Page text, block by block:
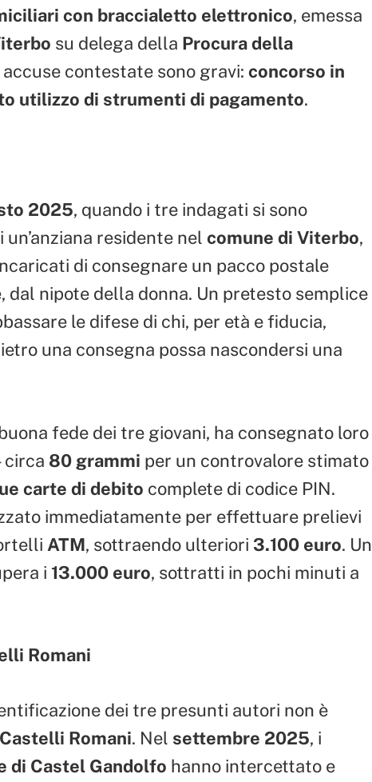
con braccialetto elettronico, emessa
su delega della Procura della
accuse contestate sono gravi: concorso in
utilizzo di strumenti di pagamento.
2025, quando i tre indagati si sono
residente nel comune di Viterbo,
di consegnare un pacco postale
dal nipote della donna. Un pretesto semplice
le difese di chi, per età e fiducia,
una consegna possa nascondersi una
fede dei tre giovani, ha consegnato loro
circa 80 grammi per un controvalore stimato
carte di debito complete di codice PIN.
immediatamente per effettuare prelievi
ATM, sottraendo ulteriori 3.100 euro. Un
i 13.000 euro, sottratti in pochi minuti a
Romani
dei tre presunti autori non è
Castelli Romani. Nel settembre 2025, i
di Castel Gandolfo hanno intercettato e